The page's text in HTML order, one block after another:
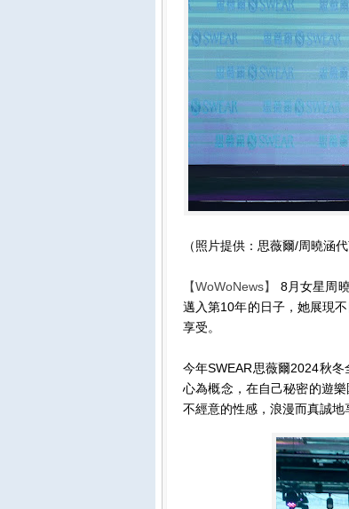
（照片提供：思薇爾/周曉涵
【WoWoNews】
8月女星周
邁入第10年的日子，她展現
享受。
今年SWEAR思薇爾2024秋
心為概念，在自己秘密的遊
不經意的性感，浪漫而真誠地